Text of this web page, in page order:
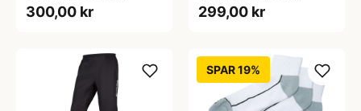
300,00 kr 299,00 kr
SPAR 19%